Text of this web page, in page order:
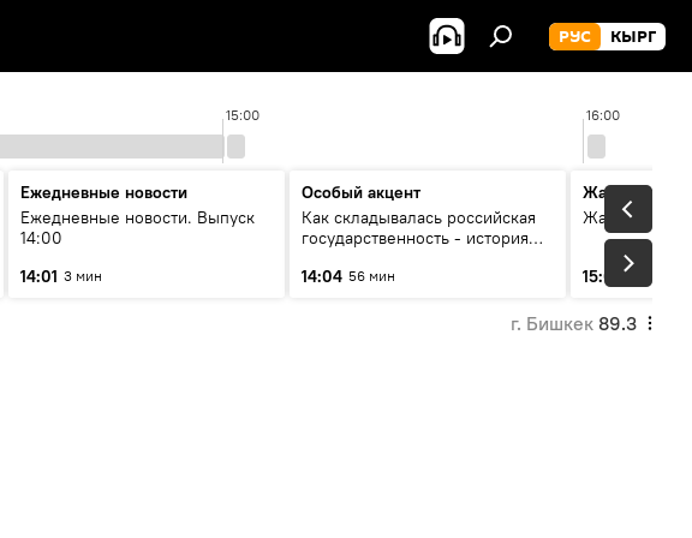
РУС КЫРГ
15:00 16:00
Ежедневные новости
Ежедневные новости. Выпуск
14:00
14:01 3 мин
Особый акцент
Как складывалась российская
государственность - история
глазами аналитиков
14:04 56 мин
Жаңылыктар
15:01 3 мин
г. Бишкек 89.3